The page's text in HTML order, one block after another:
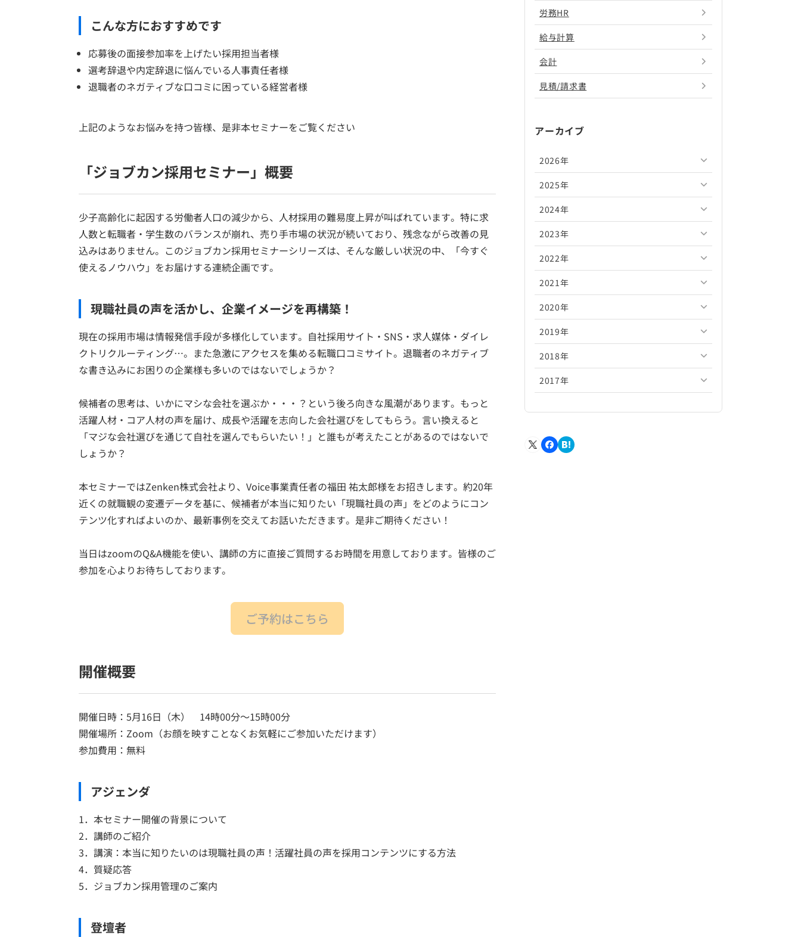
こんな方におすすめです
応募後の面接参加率を上げたい採用担当者様
選考辞退や内定辞退に悩んでいる人事責任者様
退職者のネガティブな口コミに困っている経営者様
上記のようなお悩みを持つ皆様、是非本セミナーをご覧ください
「ジョブカン採用セミナー」概要
少子高齢化に起因する労働者人口の減少から、人材採用の難易度上昇が叫ばれています。特に求
人数と転職者・学生数のバランスが崩れ、売り手市場の状況が続いており、残念ながら改善の見
込みはありません。このジョブカン採用セミナーシリーズは、そんな厳しい状況の中、「今すぐ
使えるノウハウ」をお届けする連続企画です。
現職社員の声を活かし、企業イメージを再構築！
現在の採用市場は情報発信手段が多様化しています。自社採用サイト・SNS・求人媒体・ダイレ
クトリクルーティング…。また急激にアクセスを集める転職口コミサイト。退職者のネガティブ
な書き込みにお困りの企業様も多いのではないでしょうか？
候補者の思考は、いかにマシな会社を選ぶか・・・？という後ろ向きな風潮があります。もっと
活躍人材・コア人材の声を届け、成長や活躍を志向した会社選びをしてもらう。言い換えると
「マジな会社選びを通じて自社を選んでもらいたい！」と誰もが考えたことがあるのではないで
しょうか？
本セミナーではZenken株式会社より、Voice事業責任者の福田 祐太郎様をお招きします。約20年
近くの就職観の変遷データを基に、候補者が本当に知りたい「現職社員の声」をどのようにコン
テンツ化すればよいのか、最新事例を交えてお話いただきます。是非ご期待ください！
当日はzoomのQ&A機能を使い、講師の方に直接ご質問するお時間を用意しております。皆様のご
参加を心よりお待ちしております。
ご予約はこちら
開催概要
開催日時：5月16日（木） 14時00分～15時00分
開催場所：Zoom（お顔を映すことなくお気軽にご参加いただけます）
参加費用：無料
アジェンダ
1．本セミナー開催の背景について
2．講師のご紹介
3．講演：本当に知りたいのは現職社員の声！活躍社員の声を採用コンテンツにする方法
4．質疑応答
5．ジョブカン採用管理のご案内
登壇者
労務HR
給与計算
会計
見積/請求書
アーカイブ
2026年
2026年8月
2026年7月
2026年6月
2026年5月
2026年4月
2026年3月
2026年2月
2026年1月
2025年
2025年12月
2025年11月
2025年10月
2025年9月
2025年8月
2025年7月
2025年6月
2025年5月
2025年2月
2024年
2024年12月
2024年11月
2024年10月
2024年9月
2024年8月
2024年7月
2024年6月
2024年3月
2023年
2023年12月
2023年11月
2023年10月
2023年9月
2023年8月
2023年7月
2023年4月
2022年
2022年12月
2022年11月
2022年10月
2022年9月
2022年8月
2022年5月
2021年
2021年12月
2021年11月
2021年10月
2021年9月
2021年6月
2020年
2020年12月
2020年11月
2020年10月
2020年7月
2019年
2019年12月
2019年11月
2019年8月
2018年
2018年12月
2018年9月
2017年
2017年10月